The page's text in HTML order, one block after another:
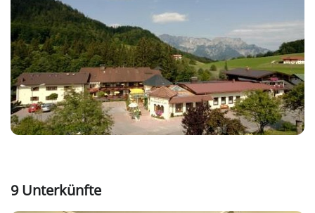
9 Unterkünfte